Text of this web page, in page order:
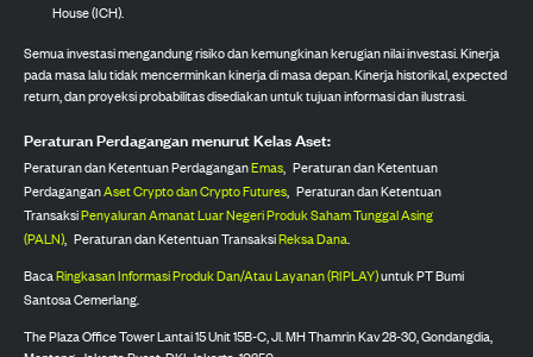
House (ICH).
Semua investasi mengandung risiko dan kemungkinan kerugian nilai investasi. Kinerja
pada masa lalu tidak mencerminkan kinerja di masa depan. Kinerja historikal, expected
return, dan proyeksi probabilitas disediakan untuk tujuan informasi dan ilustrasi.
Peraturan Perdagangan menurut Kelas Aset:
Peraturan dan Ketentuan PerdaganganEmas, Peraturan dan Ketentuan
PerdaganganAset Crypto dan Crypto Futures, Peraturan dan Ketentuan
TransaksiPenyaluran Amanat Luar Negeri Produk Saham Tunggal Asing
(PALN), Peraturan dan Ketentuan TransaksiReksa Dana.
BacaRingkasan Informasi Produk Dan/Atau Layanan (RIPLAY)untuk PT Bumi
Santosa Cemerlang.
The Plaza Office Tower Lantai 15 Unit 15B-C, Jl. MH Thamrin Kav 28-30, Gondangdia,